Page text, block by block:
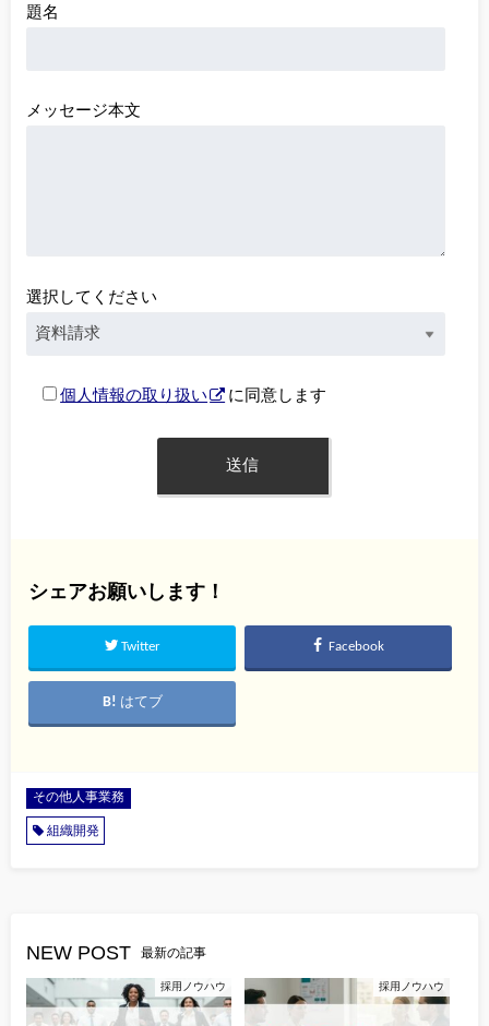
題名
メッセージ本文
選択してください
個人情報の取り扱い に同意します
シェアお願いします！
Twitter Facebook
はてブ
その他人事業務
組織開発
NEW POST 最新の記事
採用ノウハウ 採用ノウハウ